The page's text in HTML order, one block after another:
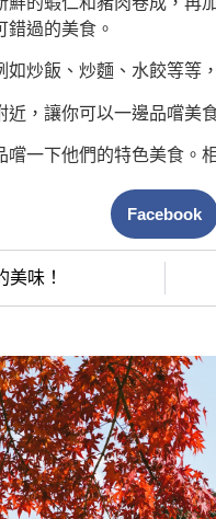
過的美食。
炒飯、炒麵、水餃等等
，讓你可以一邊品嚐美
一下他們的特色美食。
Facebook
味！